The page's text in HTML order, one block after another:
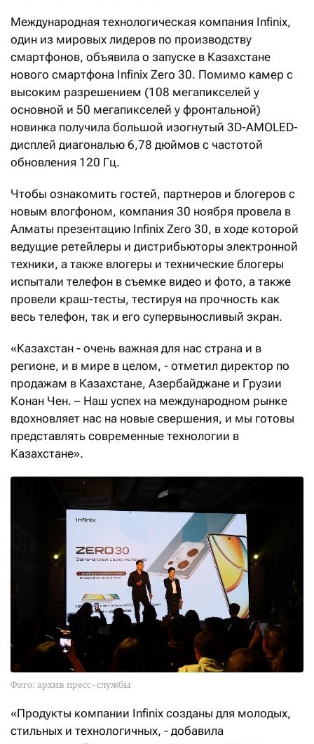
Международная технологическая компания Infinix,
один из мировых лидеров по производству
смартфонов, объявила о запуске в Казахстане
нового смартфона Infinix Zero 30. Помимо камер с
высоким разрешением (108 мегапикселей у
основной и 50 мегапикселей у фронтальной)
новинка получила большой изогнутый 3D-AMOLED-
дисплей диагональю 6,78 дюймов с частотой
обновления 120 Гц.
Чтобы ознакомить гостей, партнеров и блогеров с
новым влогфоном, компания 30 ноября провела в
Алматы презентацию Infinix Zero 30, в ходе которой
ведущие ретейлеры и дистрибьюторы электронной
техники, а также влогеры и технические блогеры
испытали телефон в съемке видео и фото, а также
провели краш-тесты, тестируя на прочность как
весь телефон, так и его супервыносливый экран.
«Казахстан - очень важная для нас страна и в
регионе, и в мире в целом, - отметил директор по
продажам в Казахстане, Азербайджане и Грузии
Конан Чен. – Наш успех на международном рынке
вдохновляет нас на новые свершения, и мы готовы
представлять современные технологии в
Казахстане».
Фото: архив пресс-службы
«Продукты компании Infinix созданы для молодых,
стильных и технологичных, - добавила